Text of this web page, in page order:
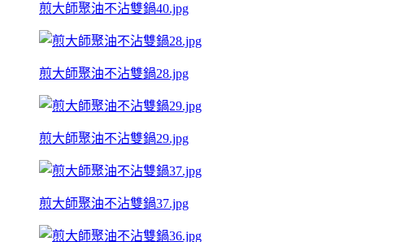
煎大師聚油不沾雙鍋40.jpg
煎大師聚油不沾雙鍋28.jpg
煎大師聚油不沾雙鍋29.jpg
煎大師聚油不沾雙鍋37.jpg